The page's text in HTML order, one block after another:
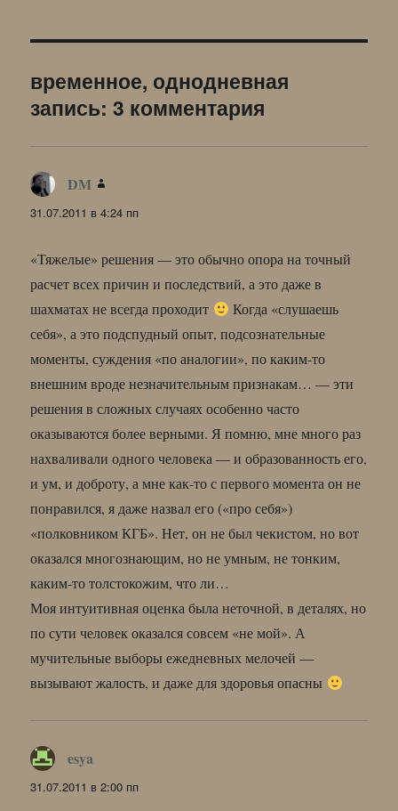
временное, однодневная
запись: 3 комментария
DM
31.07.2011 в 4:24 пп
«Тяжелые» решения — это обычно опора на точный
расчет всех причин и последствий, а это даже в
шахматах не всегда проходит
Когда «слушаешь
себя», а это подспудный опыт, подсознательные
моменты, суждения «по аналогии», по каким-то
внешним вроде незначительным признакам… — эти
решения в сложных случаях особенно часто
оказываются более верными. Я помню, мне много раз
нахваливали одного человека — и образованность его,
и ум, и доброту, а мне как-то с первого момента он не
понравился, я даже назвал его («про себя»)
«полковником КГБ». Нет, он не был чекистом, но вот
оказался многознающим, но не умным, не тонким,
каким-то толстокожим, что ли…
Моя интуитивная оценка была неточной, в деталях, но
по сути человек оказался совсем «не мой». А
мучительные выборы ежедневных мелочей —
вызывают жалость, и даже для здоровья опасны
esya
31.07.2011 в 2:00 пп